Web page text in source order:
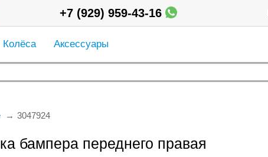
+7 (929) 959-43-16
Колёса Аксессуары
3047924
бампера переднего правая